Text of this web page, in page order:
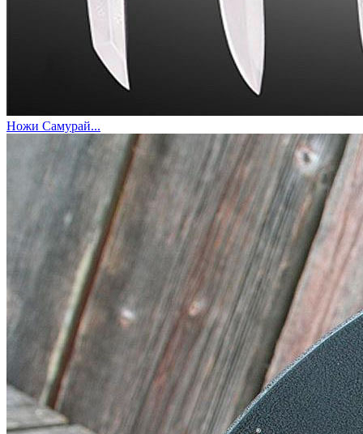
Ножи Самурай...